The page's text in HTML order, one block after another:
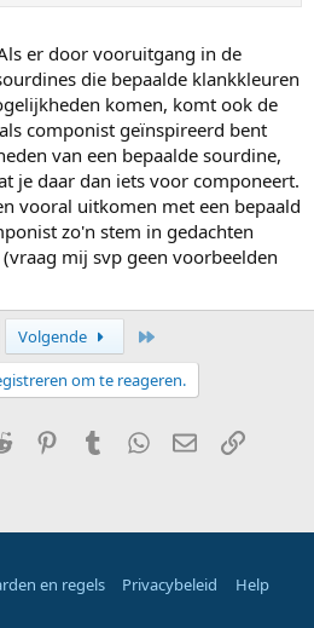
er door vooruitgang in de
die bepaalde klankkleuren
komen, komt ook de
componist geïnspireerd bent
van een bepaalde sourdine,
je daar dan iets voor componeert.
vooral uitkomen met een bepaald
zo'n stem in gedachten
mij svp geen voorbeelden
Volgende
om te reageren.
Reddit PinterestTumblr WhatsApp
E-mailLink
en regels Privacybeleid
Help